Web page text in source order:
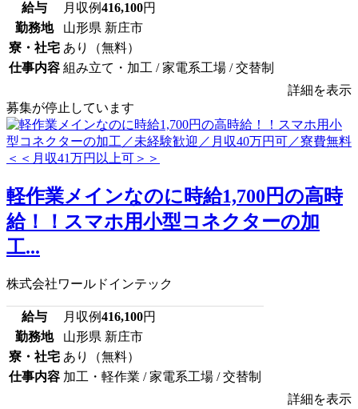
給与 月収例416,100円
勤務地
山形県 新庄市
寮・社宅 あり（無料）
仕事内容 組み立て・加工 / 家電系工場 / 交替制
詳細を表示
募集が停止しています
軽作業メインなのに時給1,700円の高時
給！！スマホ用小型コネクターの加
工...
株式会社ワールドインテック
給与 月収例416,100円
勤務地
山形県 新庄市
寮・社宅 あり（無料）
仕事内容 加工・軽作業 / 家電系工場 / 交替制
詳細を表示